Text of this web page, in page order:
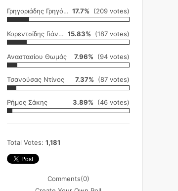
Γρηγοριάδης Γρηγόρης 17.7% (209 votes)
Κορεντσίδης Γιάννης 15.83% (187 votes)
Αναστασίου Θωμάς 7.96% (94 votes)
Τσανούσας Ντίνος 7.37% (87 votes)
Ρήμος Σάκης 3.89% (46 votes)
Total Votes: 1,181
Comments(0)